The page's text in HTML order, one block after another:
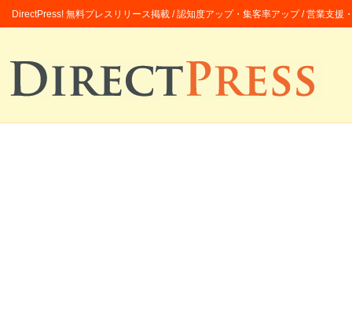
DirectPress! 無料プレスリリース掲載 / 認知度アップ・集客率アップ / 営業支援